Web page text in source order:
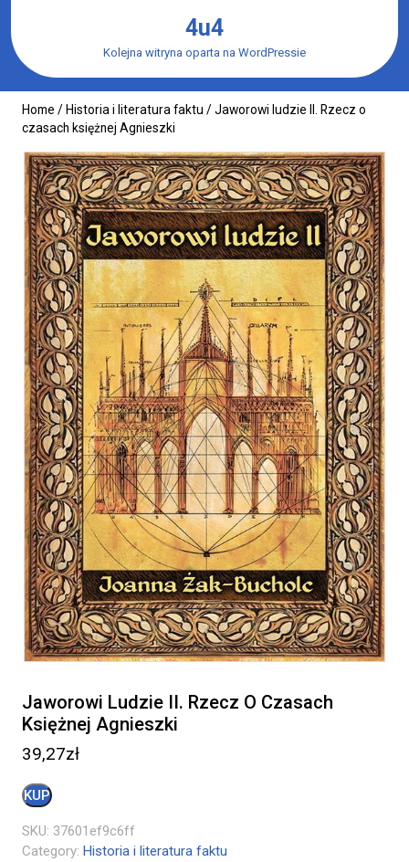
content
4u4
Kolejna witryna oparta na WordPressie
Home / Historia i literatura faktu / Jaworowi ludzie II. Rzecz o
czasach księżnej Agnieszki
Jaworowi Ludzie II. Rzecz O Czasach
Księżnej Agnieszki
39,27zł
KUP
SKU: 37601ef9c6ff
Category: Historia i literatura faktu